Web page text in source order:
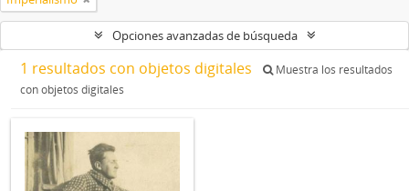
Opciones avanzadas de búsqueda
1 resultados con objetos digitales
Muestra los resultados
con objetos digitales